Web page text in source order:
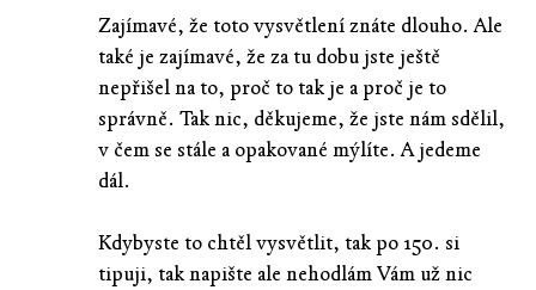
Zajímavé, že toto vysvětlení znáte dlouho. Ale
také je zajímavé, že za tu dobu jste ještě
nepřišel na to, proč to tak je a proč je to
správně. Tak nic, děkujeme, že jste nám sdělil,
v čem se stále a opakované mýlíte. A jedeme
dál.
Kdybyste to chtěl vysvětlit, tak po 150. si
tipuji, tak napište ale nehodlám Vám už nic